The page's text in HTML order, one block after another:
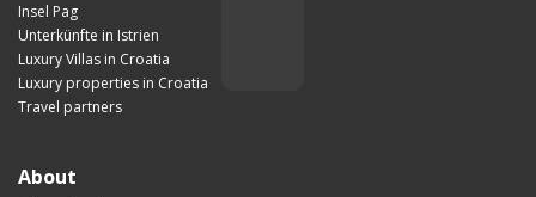
Insel Pag
Unterkünfte in Istrien
Luxury Villas in Croatia
Luxury properties in Croatia
Travel partners
About